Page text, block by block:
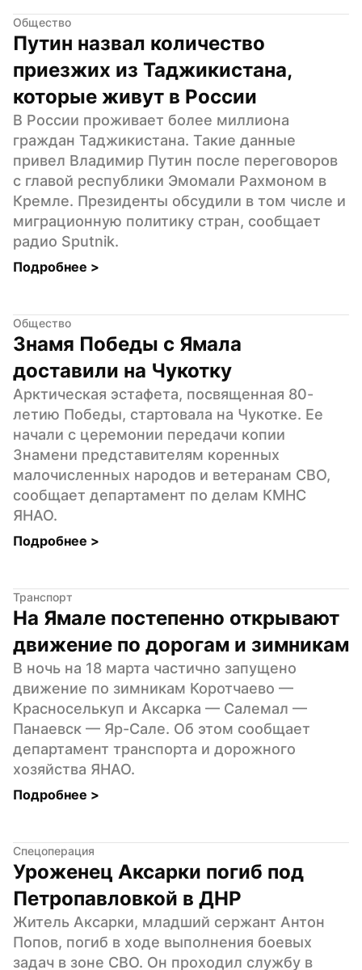
Общество
Путин назвал количество
приезжих из Таджикистана,
которые живут в России
В России проживает более миллиона
граждан Таджикистана. Такие данные
привел Владимир Путин после переговоров
с главой республики Эмомали Рахмоном в
Кремле. Президенты обсудили в том числе и
миграционную политику стран, сообщает
радио Sputnik.
Подробнее >
Общество
Знамя Победы с Ямала
доставили на Чукотку
Арктическая эстафета, посвященная 80-
летию Победы, стартовала на Чукотке. Ее
начали с церемонии передачи копии
Знамени представителям коренных
малочисленных народов и ветеранам СВО,
сообщает департамент по делам КМНС
ЯНАО.
Подробнее >
Транспорт
На Ямале постепенно открывают
движение по дорогам и зимникам
В ночь на 18 марта частично запущено
движение по зимникам Коротчаево —
Красноселькуп и Аксарка — Салемал —
Панаевск — Яр-Сале. Об этом сообщает
департамент транспорта и дорожного
хозяйства ЯНАО.
Подробнее >
Спецоперация
Уроженец Аксарки погиб под
Петропавловкой в ДНР
Житель Аксарки, младший сержант Антон
Попов, погиб в ходе выполнения боевых
задач в зоне СВО. Он проходил службу в